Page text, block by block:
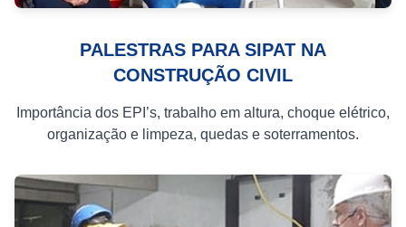
PALESTRAS PARA SIPAT NA
CONSTRUÇÃO CIVIL
Importância dos EPI’s, trabalho em altura, choque elétrico,
organização e limpeza, quedas e soterramentos.